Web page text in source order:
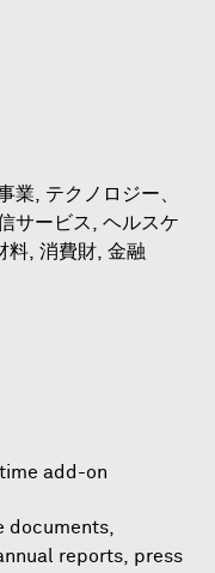
業, テクノロジー、
サービス, ヘルスケ
料, 消費財, 金融
add-on
documents,
reports, press